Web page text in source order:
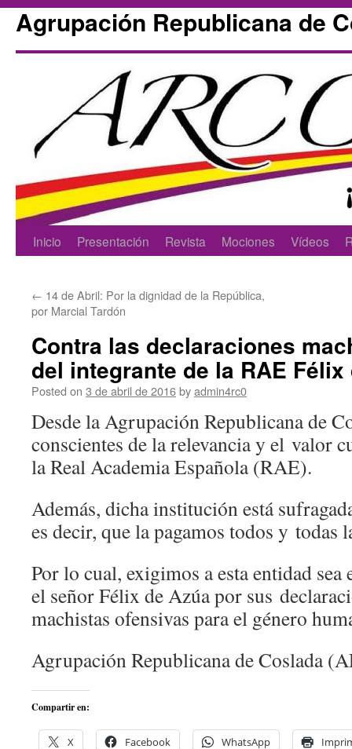
Agrupación Republicana de
Skip
content
Inicio Presentación Revista Mociones Vídeos
← 14 de Abril: Por la dignidad de la República,
por Marcial Tardón
Contra las declaraciones
del integrante de la RAE Félix
Posted on 3 de abril de 2016byadmin4rc0
Desde la Agrupación Republicana de
conscientes de la relevancia y el valor
la Real Academia Española (RAE).
Además, dicha institución está
es decir, que la pagamos todos y todas
Por lo cual, exigimos a esta entidad
el señor Félix de Azúa por sus
machistas ofensivas para el género
Agrupación Republicana de Coslada
Compartir en:
X Facebook WhatsApp